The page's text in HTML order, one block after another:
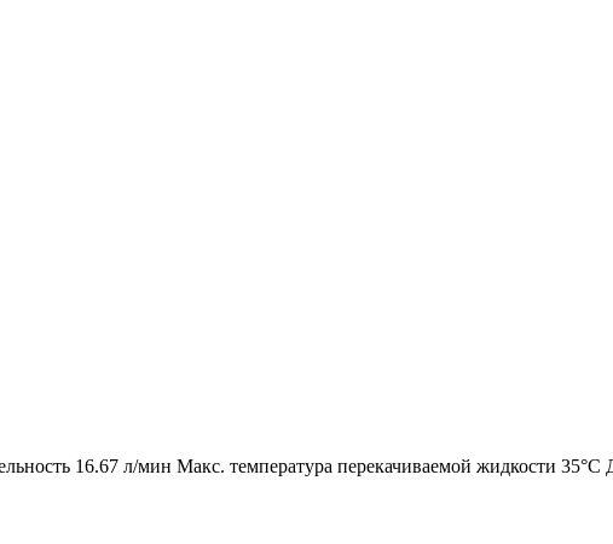
16.67 л/мин Макс. температура перекачиваемой жидкости 35°С